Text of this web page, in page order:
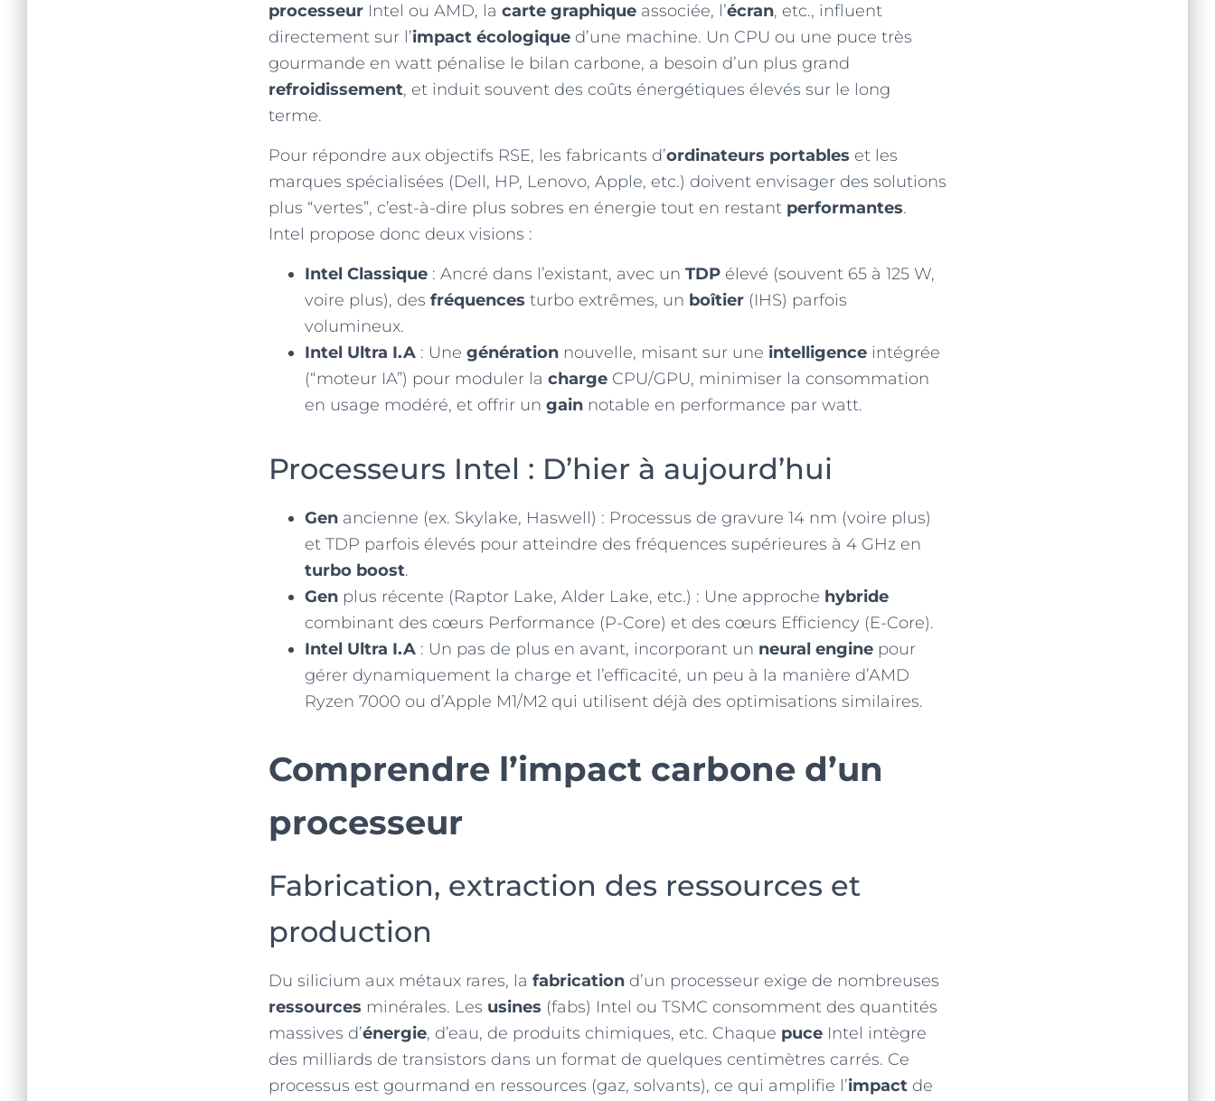
processeur Intel ou AMD, la carte graphique associée, l’écran, etc., influent
directement sur l’impact écologique d’une machine. Un CPU ou une puce très
gourmande en watt pénalise le bilan carbone, a besoin d’un plus grand
refroidissement, et induit souvent des coûts énergétiques élevés sur le long
terme.
Pour répondre aux objectifs RSE, les fabricants d’ordinateurs portables et les
marques spécialisées (Dell, HP, Lenovo, Apple, etc.) doivent envisager des solutions
plus “vertes”, c’est-à-dire plus sobres en énergie tout en restant performantes.
Intel propose donc deux visions :
Intel Classique : Ancré dans l’existant, avec un TDP élevé (souvent 65 à 125 W,
voire plus), des fréquences turbo extrêmes, un boîtier (IHS) parfois
volumineux.
Intel Ultra I.A : Une génération nouvelle, misant sur une intelligence intégrée
(“moteur IA”) pour moduler la charge CPU/GPU, minimiser la consommation
en usage modéré, et offrir un gain notable en performance par watt.
Processeurs Intel : D’hier à aujourd’hui
Gen ancienne (ex. Skylake, Haswell) : Processus de gravure 14 nm (voire plus)
et TDP parfois élevés pour atteindre des fréquences supérieures à 4 GHz en
turbo boost.
Gen plus récente (Raptor Lake, Alder Lake, etc.) : Une approche hybride
combinant des cœurs Performance (P-Core) et des cœurs Efficiency (E-Core).
Intel Ultra I.A : Un pas de plus en avant, incorporant un neural engine pour
gérer dynamiquement la charge et l’efficacité, un peu à la manière d’AMD
Ryzen 7000 ou d’Apple M1/M2 qui utilisent déjà des optimisations similaires.
Comprendre l’impact carbone d’un
processeur
Fabrication, extraction des ressources et
production
Du silicium aux métaux rares, la fabrication d’un processeur exige de nombreuses
ressources minérales. Les usines (fabs) Intel ou TSMC consomment des quantités
massives d’énergie, d’eau, de produits chimiques, etc. Chaque puce Intel intègre
des milliards de transistors dans un format de quelques centimètres carrés. Ce
processus est gourmand en ressources (gaz, solvants), ce qui amplifie l’impact de